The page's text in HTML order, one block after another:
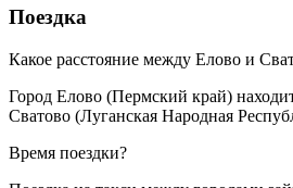
Поездка
Какое расстояние между Елово и
Город Елово (Пермский край)
Сватово (Луганская Народная
Время поездки?